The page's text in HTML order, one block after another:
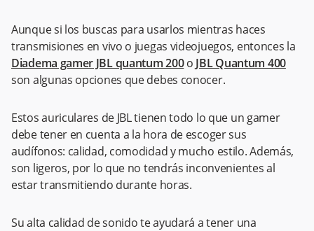
Aunque si los buscas para usarlos mientras haces
transmisiones en vivo o juegas videojuegos, entonces la
Diadema gamer JBL quantum 200o JBL Quantum 400
son algunas opciones que debes conocer.
Estos auriculares de JBL tienen todo lo que un gamer
debe tener en cuenta a la hora de escoger sus
audífonos: calidad, comodidad y mucho estilo. Además,
son ligeros, por lo que no tendrás inconvenientes al
estar transmitiendo durante horas.
Su alta calidad de sonido te ayudará a tener una